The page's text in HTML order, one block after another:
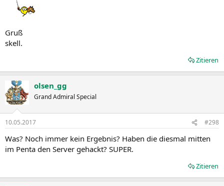
Gruß
skell.
Zitieren
olsen_gg
Grand Admiral Special
10.05.2017 #298
Was? Noch immer kein Ergebnis? Haben die diesmal mitten
im Penta den Server gehackt? SUPER.
Zitieren